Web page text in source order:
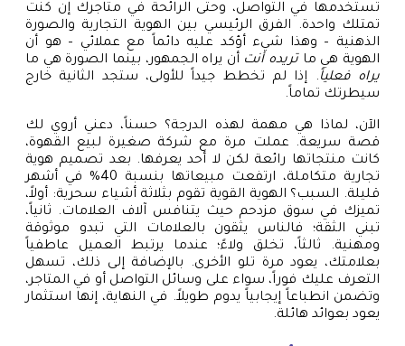
تستخدمها في التواصل، وحتى الرائحة في متاجرك إن كنت
تمتلك واحدة. الفرق الرئيسي بين الهوية التجارية والصورة
الذهنية – وهذا شيء أؤكد عليه دائماً مع عملائي – هو أن
الهوية هي ما تريده أنت أن يراه الجمهور، بينما الصورة هي ما
يراه فعلياً. إذا لم تخطط جيداً للأولى، ستجد الثانية خارج
سيطرتك تماماً.
الآن، لماذا هي مهمة لهذه الدرجة؟ حسناً، دعني أروي لك
قصة سريعة. عملت مرة مع شركة صغيرة لبيع القهوة،
كانت منتجاتها رائعة لكن لا أحد يعرفها. بعد تصميم هوية
تجارية متكاملة، ارتفعت مبيعاتها بنسبة 40% في أشهر
قليلة. السبب؟ الهوية القوية تقوم بثلاثة أشياء سحرية: أولاً،
تميزك في سوق مزدحم حيث يتنافس آلاف العلامات. ثانياً،
تبني الثقة؛ فالناس يثقون بالعلامات التي تبدو موثوقة
ومهنية. ثالثاً، تخلق ولاءً؛ عندما يرتبط العميل عاطفياً
بعلامتك، يعود مرة تلو الأخرى. بالإضافة إلى ذلك، تسهل
التعرف عليك فوراً، سواء على وسائل التواصل أو في المتاجر،
وتضمن انطباعاً إيجابياً يدوم طويلاً. في النهاية، إنها استثمار
يعود بعوائد هائلة.